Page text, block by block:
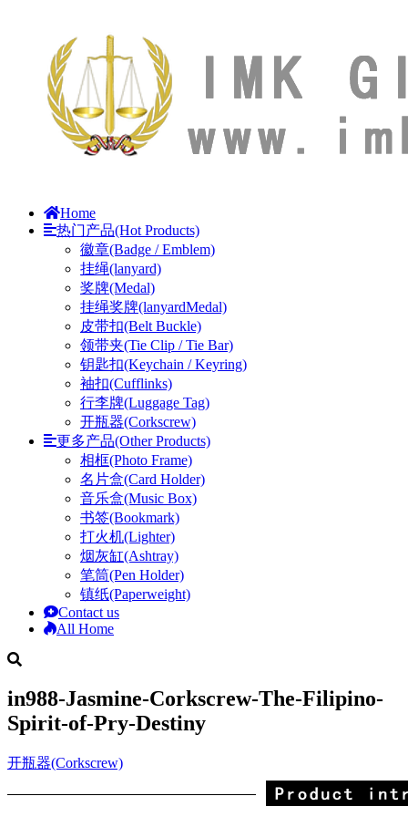
Home
热门产品(Hot Products)
徽章(Badge / Emblem)
挂绳(lanyard)
奖牌(Medal)
挂绳奖牌(lanyardMedal)
皮带扣(Belt Buckle)
领带夹(Tie Clip / Tie Bar)
钥匙扣(Keychain / Keyring)
袖扣(Cufflinks)
行李牌(Luggage Tag)
开瓶器(Corkscrew)
更多产品(Other Products)
相框(Photo Frame)
名片盒(Card Holder)
音乐盒(Music Box)
书签(Bookmark)
打火机(Lighter)
烟灰缸(Ashtray)
笔筒(Pen Holder)
镇纸(Paperweight)
Contact us
All Home
in988-Jasmine-Corkscrew-The-Filipino-
Spirit-of-Pry-Destiny
开瓶器(Corkscrew)